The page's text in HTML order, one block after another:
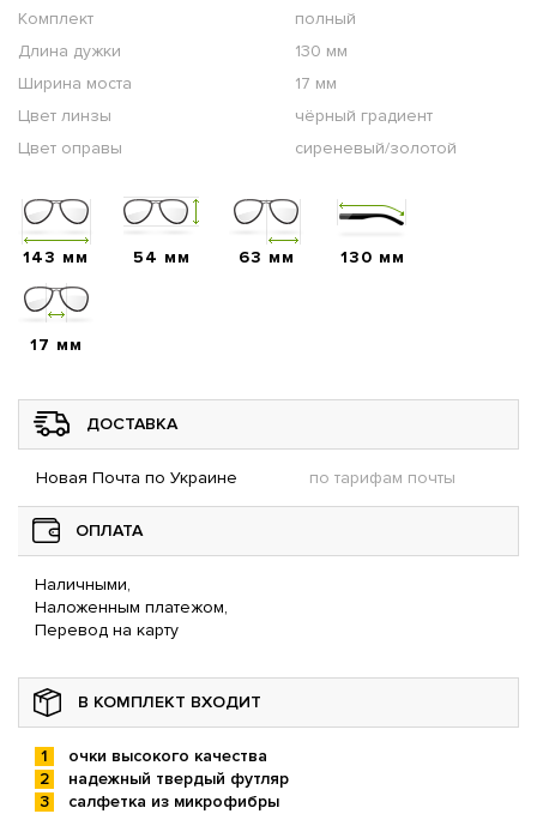
Комплект
полный
Длина дужки
130 мм
Ширина моста
17 мм
Цвет линзы
чёрный градиент
Цвет оправы
сиреневый/золотой
143 мм 54 мм 63 мм 130 мм
17 мм
ДОСТАВКА
Новая Почта по Украине по тарифам почты
ОПЛАТА
Наличными,
Наложенным платежом,
Перевод на карту
В КОМПЛЕКТ ВХОДИТ
очки высокого качества
надежный твердый футляр
салфетка из микрофибры